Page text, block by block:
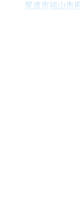
尾道市福山市